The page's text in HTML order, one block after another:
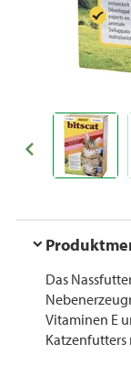
Das
Vitaminen E
Katzenfutters